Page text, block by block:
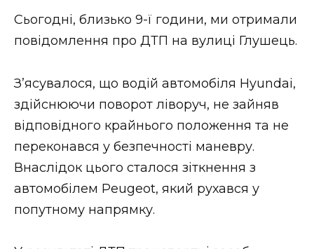
Стиль життя
Втрачений Ужгород
Втрачений Ужгород (відеоверсія)
ЗАКАРПАТСЬКІ НОВИНИ
НОВИНИ ЗАХІДНОЇ УКРАЇНИ
Сьогодні, близько 9-ї години, ми отримали
повідомлення про ДТП на вулиці Глушець.
З’ясувалося, що водій автомобіля Hyundai,
здійснюючи поворот ліворуч, не зайняв
відповідного крайнього положення та не
переконався у безпечності маневру.
Внаслідок цього сталося зіткнення з
автомобілем Peugeot, який рухався у
попутному напрямку.